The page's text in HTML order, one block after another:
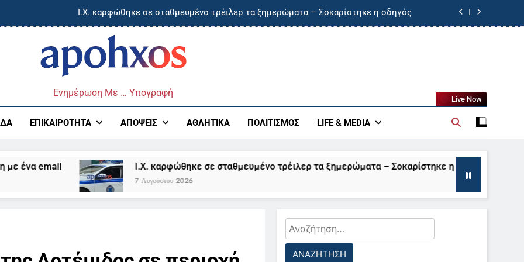
Ι.Χ. καρφώθηκε σε σταθμευμένο τρέιλερ τα ξημερώματα – Σοκαρίστηκε η οδηγός
Προφυλακίστηκαν ο δήμαρχος Στυλίδας και δύο ακόμη κατηγορούμενοι για την πυρκαγιά στη Βοιωτία
Τραγωδία στο Αίγιο: Οδηγός αστικού λεωφορείου κατέρρευσε στο τιμόνι και έχασε τη ζωή του
Πάτρα: Νέα ηλεκτρονική απάτη – «Άρπαξαν» 9.000 ευρώ από 63χρονη με ένα email
ο δήμαρχος Στυλίδας και δύο ακόμη κατηγορούμενοι για την πυρκαγιά στη Βοιωτία
Τραγωδία στο Αίγιο: Οδηγός αστικού λεωφορείου κατέρρευσε στο τιμόνι και έχασε τη ζωή του
Ενημέρωση Με … Υπογραφή
ΕΠΙΚΑΙΡΌΤΗΤΑ ΑΠΌΨΕΙΣ ΑΘΛΗΤΙΚΆ ΠΟΛΙΤΙΣΜΌΣ LIFE & MEDIA
Live Now
email Ι.Χ. καρφώθηκε σε σταθμευμένο τρέιλερ τα ξημερώματα – Σοκαρίστηκε η οδηγός
7 Αυγούστου 2026
Αναζήτηση
για: